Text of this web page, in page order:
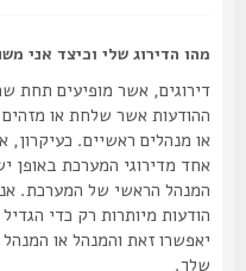
מהו הדירוג שלי וכיצד אני משנה
דירוגים, אשר מופיעים תחת שם
ההודעות אשר שלחת או מזהים
או מנהלים ראשיים. כעיקרון,
אחד מדירוגי המערכת באופן
המנהל הראשי של המערכת. אנא
הודעות מיותרות רק כדי הגדיל
יאפשרו זאת והמנהל או המנהל